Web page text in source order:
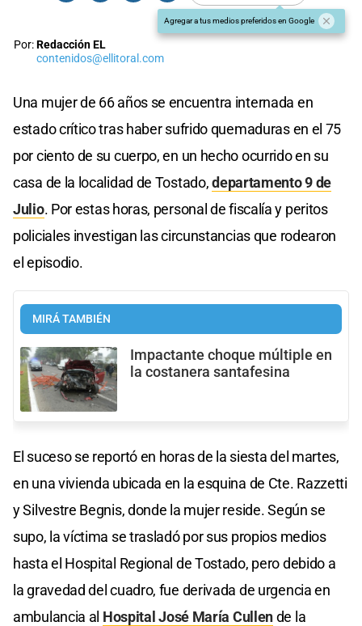
Agregar a tus medios preferidos en Google
Por:Redacción EL
contenidos@ellitoral.com
Una mujer de 66 años se encuentra internada en
estado crítico tras haber sufrido quemaduras en el 75
por ciento de su cuerpo, en un hecho ocurrido en su
casa de la localidad de Tostado,departamento 9 de
Julio. Por estas horas, personal de fiscalía y peritos
policiales investigan las circunstancias que rodearon
el episodio.
MIRÁ TAMBIÉN
Impactante choque múltiple en
la costanera santafesina
El suceso se reportó en horas de la siesta del martes,
en una vivienda ubicada en la esquina de Cte. Razzetti
y Silvestre Begnis, donde la mujer reside. Según se
supo, la víctima se trasladó por sus propios medios
hasta el Hospital Regional de Tostado, pero debido a
la gravedad del cuadro, fue derivada de urgencia en
ambulancia al Hospital José María Cullende la